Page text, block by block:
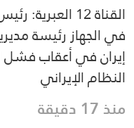
القناة 12
في الجهاز رئيسة
إيران في أعقاب فشل
النظام الإيراني
منذ 17 دقيقة